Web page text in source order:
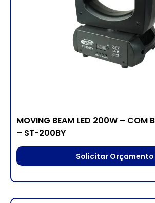
MOVING BEAM LED 200W – COM
– ST-200BY
Solicitar Orçamento